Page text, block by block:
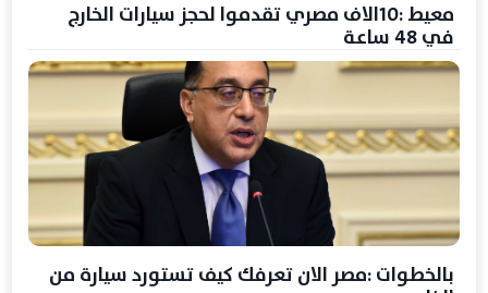
معيط :10الاف مصري تقدموا لحجز سيارات الخارج
في 48 ساعة
بالخطوات :مصر الان تعرفك كيف تستورد سيارة من